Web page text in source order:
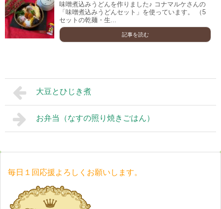
味噌煮込みうどんを作りました♪ コナマルケさんの
「味噌煮込みうどんセット」を使っています。 （5
セットの乾麺・生...
記事を読む
大豆とひじき煮
お弁当（なすの照り焼きごはん）
毎日１回応援よろしくお願いします。